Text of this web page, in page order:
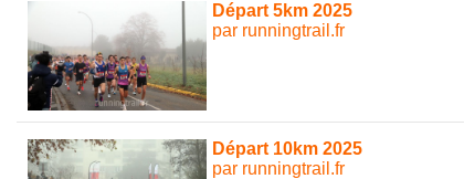
Départ 5km 2025
par runningtrail.fr
Départ 10km 2025
par runningtrail.fr